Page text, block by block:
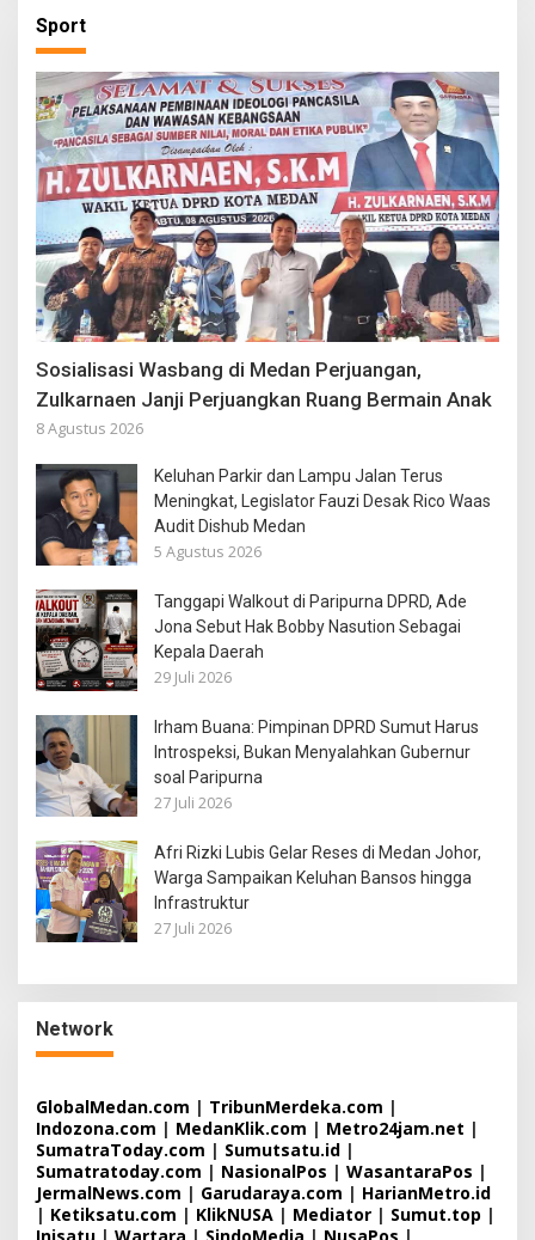
Sport
Sosialisasi Wasbang di Medan Perjuangan,
Zulkarnaen Janji Perjuangkan Ruang Bermain Anak
8 Agustus 2026
Keluhan Parkir dan Lampu Jalan Terus
Meningkat, Legislator Fauzi Desak Rico Waas
Audit Dishub Medan
5 Agustus 2026
Tanggapi Walkout di Paripurna DPRD, Ade
Jona Sebut Hak Bobby Nasution Sebagai
Kepala Daerah
29 Juli 2026
Irham Buana: Pimpinan DPRD Sumut Harus
Introspeksi, Bukan Menyalahkan Gubernur
soal Paripurna
27 Juli 2026
Afri Rizki Lubis Gelar Reses di Medan Johor,
Warga Sampaikan Keluhan Bansos hingga
Infrastruktur
27 Juli 2026
Network
GlobalMedan.com | TribunMerdeka.com |
Indozona.com | MedanKlik.com | Metro24jam.net |
SumatraToday.com | Sumutsatu.id |
Sumatratoday.com | NasionalPos | WasantaraPos |
JermalNews.com | Garudaraya.com | HarianMetro.id
| Ketiksatu.com | KlikNUSA | Mediator | Sumut.top |
Inisatu | Wartara | SindoMedia | NusaPos |